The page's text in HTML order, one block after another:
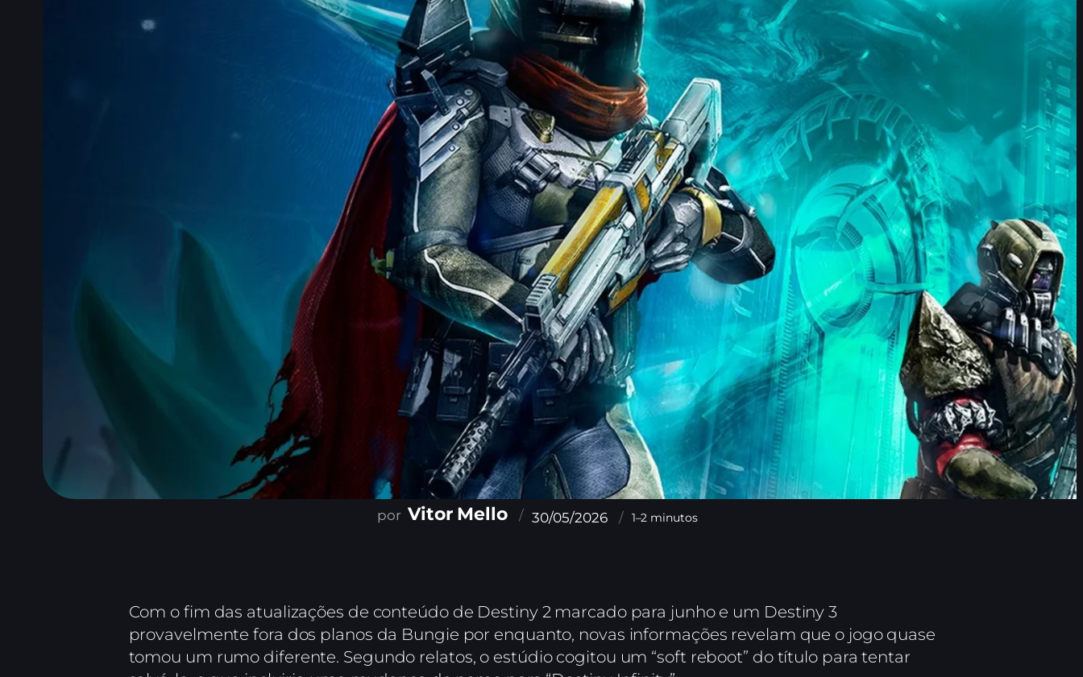
Vitor Mello 30/05/2026 1–2 minutos
Com o fim das atualizações de conteúdo de Destiny 2 marcado para junho e um Destiny 3
provavelmente fora dos planos da Bungie por enquanto, novas informações revelam que o jogo quase
tomou um rumo diferente. Segundo relatos, o estúdio cogitou um “soft reboot” do título para tentar